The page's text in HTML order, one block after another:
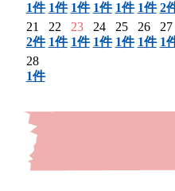
1件 1件 1件 1件 1件 1件 2
21
2件
22
1件
23
1件
24
1件
25
1件
26
1件
27
1
28
1件